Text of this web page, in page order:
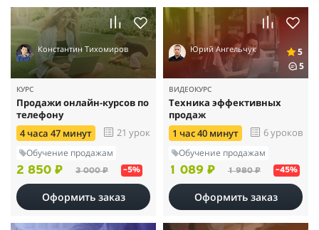
Константин Тихомиров
КУРС
Продажи онлайн-курсов по
телефону
4 часа 47 минут
21 урок
Обучение продажам
2 850 ₽ 3 000 ₽ –5%
Оформить заказ
Юрий Ангельчук
5
5
ВИДЕОКУРС
Техника эффективных
продаж
1 час 40 минут
6 уроков
Обучение продажам
1 089 ₽ 1 980 ₽ –45%
Оформить заказ